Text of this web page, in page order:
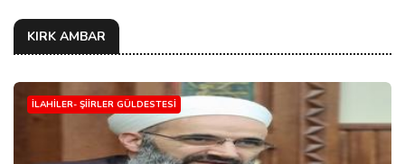
KIRK AMBAR
İLAHILER- ŞIIRLER GÜLDESTESI